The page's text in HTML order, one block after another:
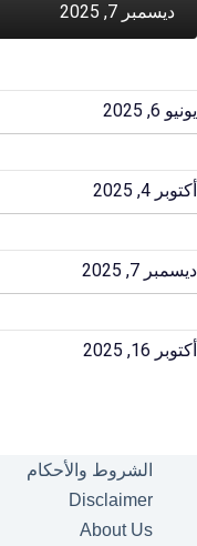
ديسمبر 7, 2025
يونيو 6, 2025
أكتوبر 4, 2025
ديسمبر 7, 2025
أكتوبر 16, 2025
الشروط والأحكام
Disclaimer
About Us